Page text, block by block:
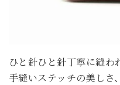
ひと針ひと針丁寧に縫わ
手縫いステッチの美しさ